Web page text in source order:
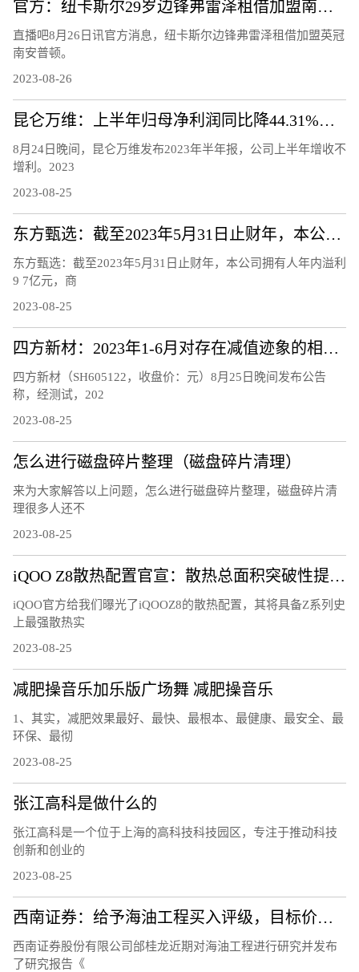
官方：纽卡斯尔29岁边锋弗雷泽租借加盟南安普顿
直播吧8月26日讯官方消息，纽卡斯尔边锋弗雷泽租借加盟英冠
南安普顿。
2023-08-26
昆仑万维：上半年归母净利润同比降44.31%，股价年内翻番
8月24日晚间，昆仑万维发布2023年半年报，公司上半年增收不
增利。2023
2023-08-25
东方甄选：截至2023年5月31日止财年，本公司拥有人年内溢利9.7亿元，商品交易总额100亿元
东方甄选：截至2023年5月31日止财年，本公司拥有人年内溢利
9 7亿元，商
2023-08-25
四方新材：2023年1-6月对存在减值迹象的相关资产计提减值准备3027.15万元
四方新材（SH605122，收盘价：元）8月25日晚间发布公告
称，经测试，202
2023-08-25
怎么进行磁盘碎片整理（磁盘碎片清理）
来为大家解答以上问题，怎么进行磁盘碎片整理，磁盘碎片清
理很多人还不
2023-08-25
iQOO Z8散热配置官宣：散热总面积突破性提升25%
iQOO官方给我们曝光了iQOOZ8的散热配置，其将具备Z系列史
上最强散热实
2023-08-25
减肥操音乐加乐版广场舞 减肥操音乐
1、其实，减肥效果最好、最快、最根本、最健康、最安全、最
环保、最彻
2023-08-25
张江高科是做什么的
张江高科是一个位于上海的高科技科技园区，专注于推动科技
创新和创业的
2023-08-25
西南证券：给予海油工程买入评级，目标价位9.3元
西南证券股份有限公司邰桂龙近期对海油工程进行研究并发布
了研究报告《